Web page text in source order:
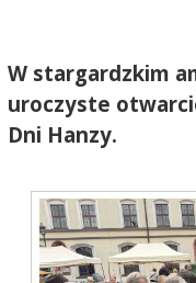
W stargardzkim
uroczyste
Dni Hanzy.